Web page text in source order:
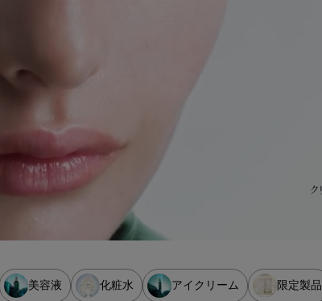
美容液 化粧水 アイクリーム 限定製品